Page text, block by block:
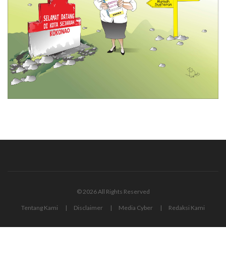
© 2026 All Rights Reserved
Tentang Kami Disclaimer Media Cyber Redaksi Kami